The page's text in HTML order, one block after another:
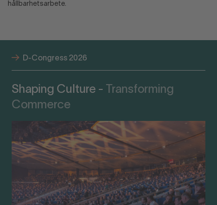
hållbarhetsarbete.
D-Congress 2026
Shaping Culture -
Transforming
Commerce